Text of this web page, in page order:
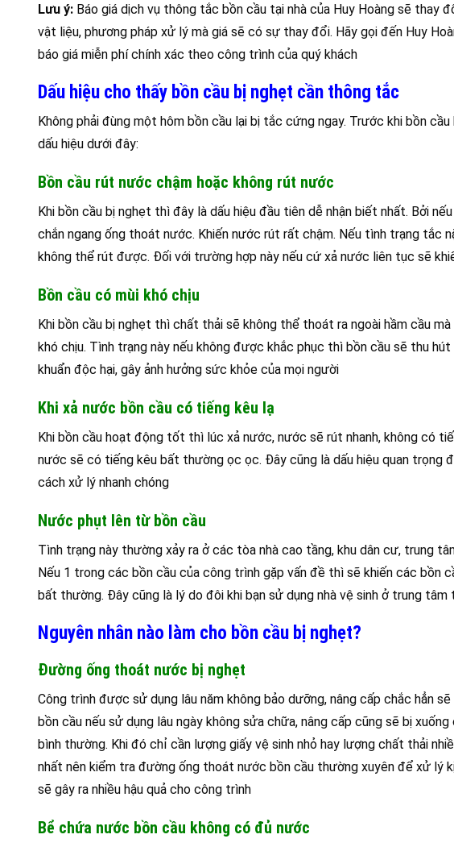
Lưu ý: Báo giá dịch vụ thông tắc bồn cầu tại nhà của Huy Hoàng sẽ thay
vật liệu, phương pháp xử lý mà giá sẽ có sự thay đổi. Hãy gọi đến Huy
báo giá miễn phí chính xác theo công trình của quý khách
Dấu hiệu cho thấy bồn cầu bị nghẹt cần thông tắc
Không phải đùng một hôm bồn cầu lại bị tắc cứng ngay. Trước khi bồn
dấu hiệu dưới đây:
Bồn cầu rút nước chậm hoặc không rút nước
Khi bồn cầu bị nghẹt thì đây là dấu hiệu đầu tiên dễ nhận biết nhất. Bởi
chắn ngang ống thoát nước. Khiến nước rút rất chậm. Nếu tình trạng tắc
không thể rút được. Đối với trường hợp này nếu cứ xả nước liên tục sẽ
Bồn cầu có mùi khó chịu
Khi bồn cầu bị nghẹt thì chất thải sẽ không thể thoát ra ngoài hầm cầu
khó chịu. Tình trạng này nếu không được khắc phục thì bồn cầu sẽ thu
khuẩn độc hại, gây ảnh hưởng sức khỏe của mọi người
Khi xả nước bồn cầu có tiếng kêu lạ
Khi bồn cầu hoạt động tốt thì lúc xả nước, nước sẽ rút nhanh, không có
nước sẽ có tiếng kêu bất thường ọc ọc. Đây cũng là dấu hiệu quan trọng
cách xử lý nhanh chóng
Nước phụt lên từ bồn cầu
Tình trạng này thường xảy ra ở các tòa nhà cao tầng, khu dân cư, trung
Nếu 1 trong các bồn cầu của công trình gặp vấn đề thì sẽ khiến các bồn
bất thường. Đây cũng là lý do đôi khi bạn sử dụng nhà vệ sinh ở trung
Nguyên nhân nào làm cho bồn cầu bị nghẹt?
Đường ống thoát nước bị nghẹt
Công trình được sử dụng lâu năm không bảo dưỡng, nâng cấp chắc hẳn
bồn cầu nếu sử dụng lâu ngày không sửa chữa, nâng cấp cũng sẽ bị
bình thường. Khi đó chỉ cần lượng giấy vệ sinh nhỏ hay lượng chất thải
nhất nên kiểm tra đường ống thoát nước bồn cầu thường xuyên để xử lý
sẽ gây ra nhiều hậu quả cho công trình
Bể chứa nước bồn cầu không có đủ nước